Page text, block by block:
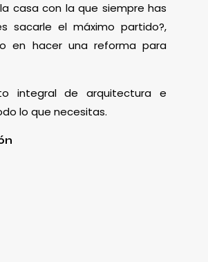
casa con la que siempre has
sacarle el máximo partido?,
en hacer una reforma para
integral de arquitectura e
lo que necesitas.